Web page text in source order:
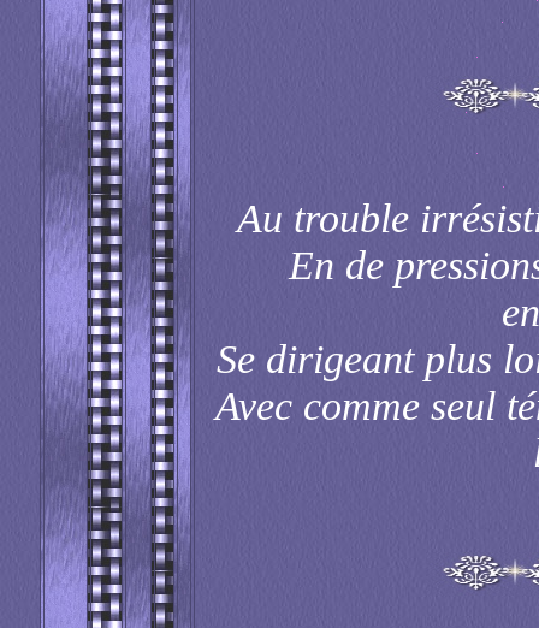
Au trouble
En de
Se dirigeant plus
Avec comme seul